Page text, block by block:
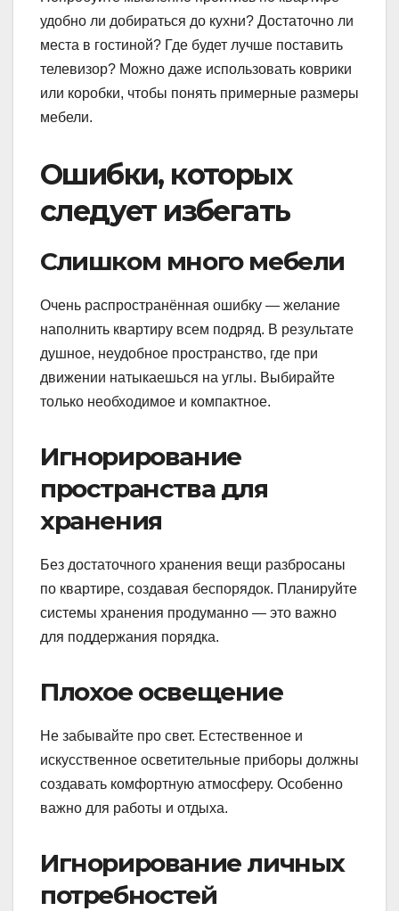
удобно ли добираться до кухни? Достаточно ли
места в гостиной? Где будет лучше поставить
телевизор? Можно даже использовать коврики
или коробки, чтобы понять примерные размеры
мебели.
Ошибки, которых
следует избегать
Слишком много мебели
Очень распространённая ошибку — желание
наполнить квартиру всем подряд. В результате
душное, неудобное пространство, где при
движении натыкаешься на углы. Выбирайте
только необходимое и компактное.
Игнорирование
пространства для
хранения
Без достаточного хранения вещи разбросаны
по квартире, создавая беспорядок. Планируйте
системы хранения продуманно — это важно
для поддержания порядка.
Плохое освещение
Не забывайте про свет. Естественное и
искусственное осветительные приборы должны
создавать комфортную атмосферу. Особенно
важно для работы и отдыха.
Игнорирование личных
потребностей